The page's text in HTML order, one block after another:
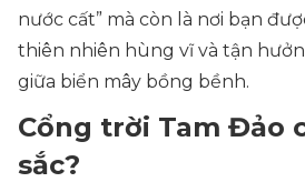
nước cất” mà còn là nơi bạn
thiên nhiên hùng vĩ và tận
giữa biển mây bồng bềnh.
Cổng trời Tam Đảo
sắc?